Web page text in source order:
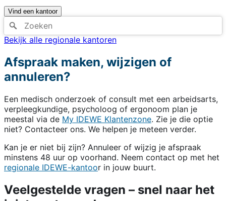
Vind een kantoor
Bekijk alle regionale kantoren
Afspraak maken, wijzigen of
annuleren?
Een medisch onderzoek of consult met een arbeidsarts,
verpleegkundige, psycholoog of ergonoom plan je
meestal via de My IDEWE Klantenzone. Zie je die optie
niet? Contacteer ons. We helpen je meteen verder.
Kan je er niet bij zijn? Annuleer of wijzig je afspraak
minstens 48 uur op voorhand. Neem contact op met het
regionale IDEWE-kantoor in jouw buurt.
Veelgestelde vragen – snel naar het